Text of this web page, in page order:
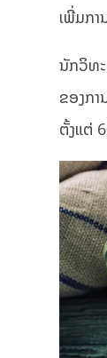
ເພີ່ມກ
ນັກວິທ
ຂອງກ
ຕັ້ງແຕ່